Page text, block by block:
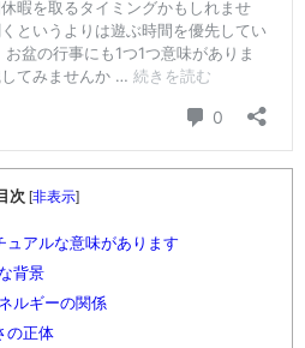
次 [非表示]
ュアルな意味があります
背景
ルギーの関係
の正体